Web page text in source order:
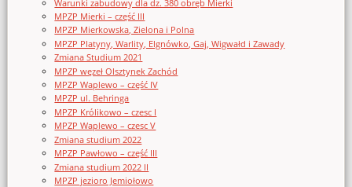
Warunki zabudowy dla dz. 380 obręb Mierki
MPZP Mierki – część III
MPZP Mierkowska, Zielona i Polna
MPZP Platyny, Warlity, Elgnówko, Gaj, Wigwałd i Zawady
Zmiana Studium 2021
MPZP węzeł Olsztynek Zachód
MPZP Waplewo – część IV
MPZP ul. Behringa
MPZP Królikowo – czesc I
MPZP Waplewo – czesc V
Zmiana studium 2022
MPZP Pawłowo – część III
Zmiana studium 2022 II
MPZP jezioro Jemiołowo